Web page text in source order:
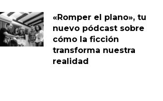
«Romper el plano», tu
nuevo pódcast sobre
cómo la ficción
transforma nuestra
realidad